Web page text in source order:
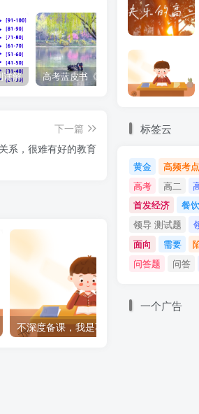
变命运的唯一途
详解 12种选科
下一篇
系，很难有好的教育
不深度备课，我是不敢上课的
标签云
黄金 高频考点
高考
高二
首发经济
餐饮
领导 测试题
面向
需要
问答题
问答
一个广告